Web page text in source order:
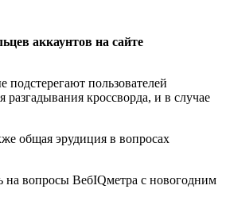
аккаунтов на сайте
пользователей
кроссворда, и в случае
общая эрудиция в вопросах
на вопросы ВебIQметра с новогодним